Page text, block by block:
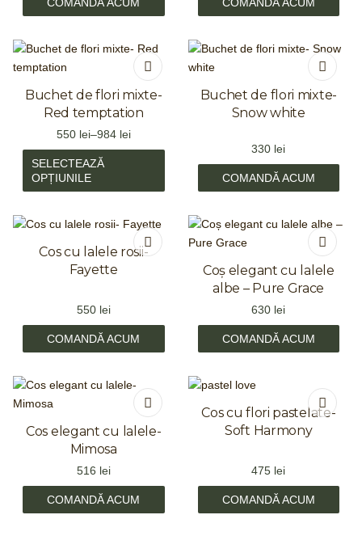
COMANDĂ ACUM COMANDĂ ACUM
Buchet de flori mixte-
Red temptation
550 lei–984 lei
SELECTEAZĂ
OPȚIUNILE
Buchet de flori mixte-
Snow white
330 lei
COMANDĂ ACUM
Cos cu lalele rosii-
Fayette
550 lei
COMANDĂ ACUM
Coș elegant cu lalele
albe – Pure Grace
630 lei
COMANDĂ ACUM
Cos elegant cu lalele-
Mimosa
516 lei
COMANDĂ ACUM
Cos cu flori pastelate-
Soft Harmony
475 lei
COMANDĂ ACUM